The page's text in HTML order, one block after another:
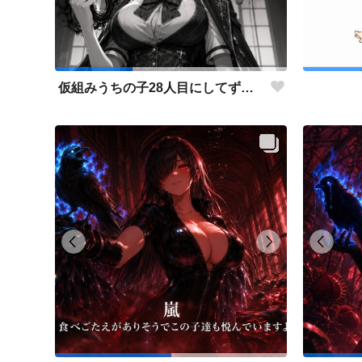
仮組みうちの子28人目にしてずっと作りたかった仕事人ポジション。